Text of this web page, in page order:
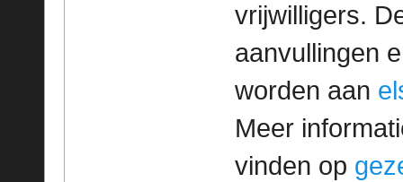
vrijwilligers.
aanvullingen
worden aan
Meer
vinden op